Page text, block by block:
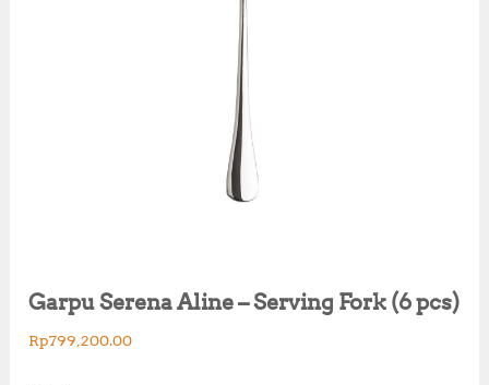
Garpu Serena Aline – Serving Fork (6 pcs)
Rp799,200.00